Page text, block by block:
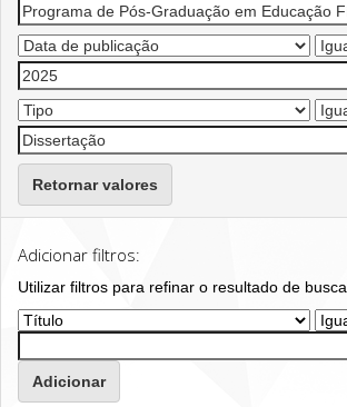
Retornar valores
Adicionar filtros:
Utilizar filtros para refinar o resultado de busca.